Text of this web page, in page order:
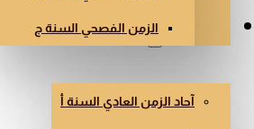
الزمن الفصحي السنة ج الزمن العادي
آحاد الزمن العادي السنة أ